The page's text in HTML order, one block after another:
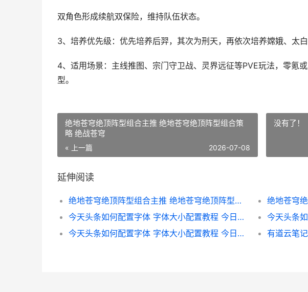
双角色形成续航双保险，维持队伍状态。
3、培养优先级：优先培养后羿，其次为刑天，再依次培养嫦娥、太白
4、适用场景：主线推图、宗门守卫战、灵界远征等PVE玩法，零氪
型。
绝地苍穹绝顶阵型组合主推 绝地苍穹绝顶阵型组合策
略 绝战苍穹
« 上一篇 2026-07-08
没有了！
延伸阅读
绝地苍穹绝顶阵型组合主推 绝地苍穹绝顶阵型组合策略 绝地苍狼百度百科
今天头条如何配置字体 字体大小配置教程 今日头条怎么配音乐
今天头条如何配置字体 字体大小配置教程 今日头条发文章怎么配图